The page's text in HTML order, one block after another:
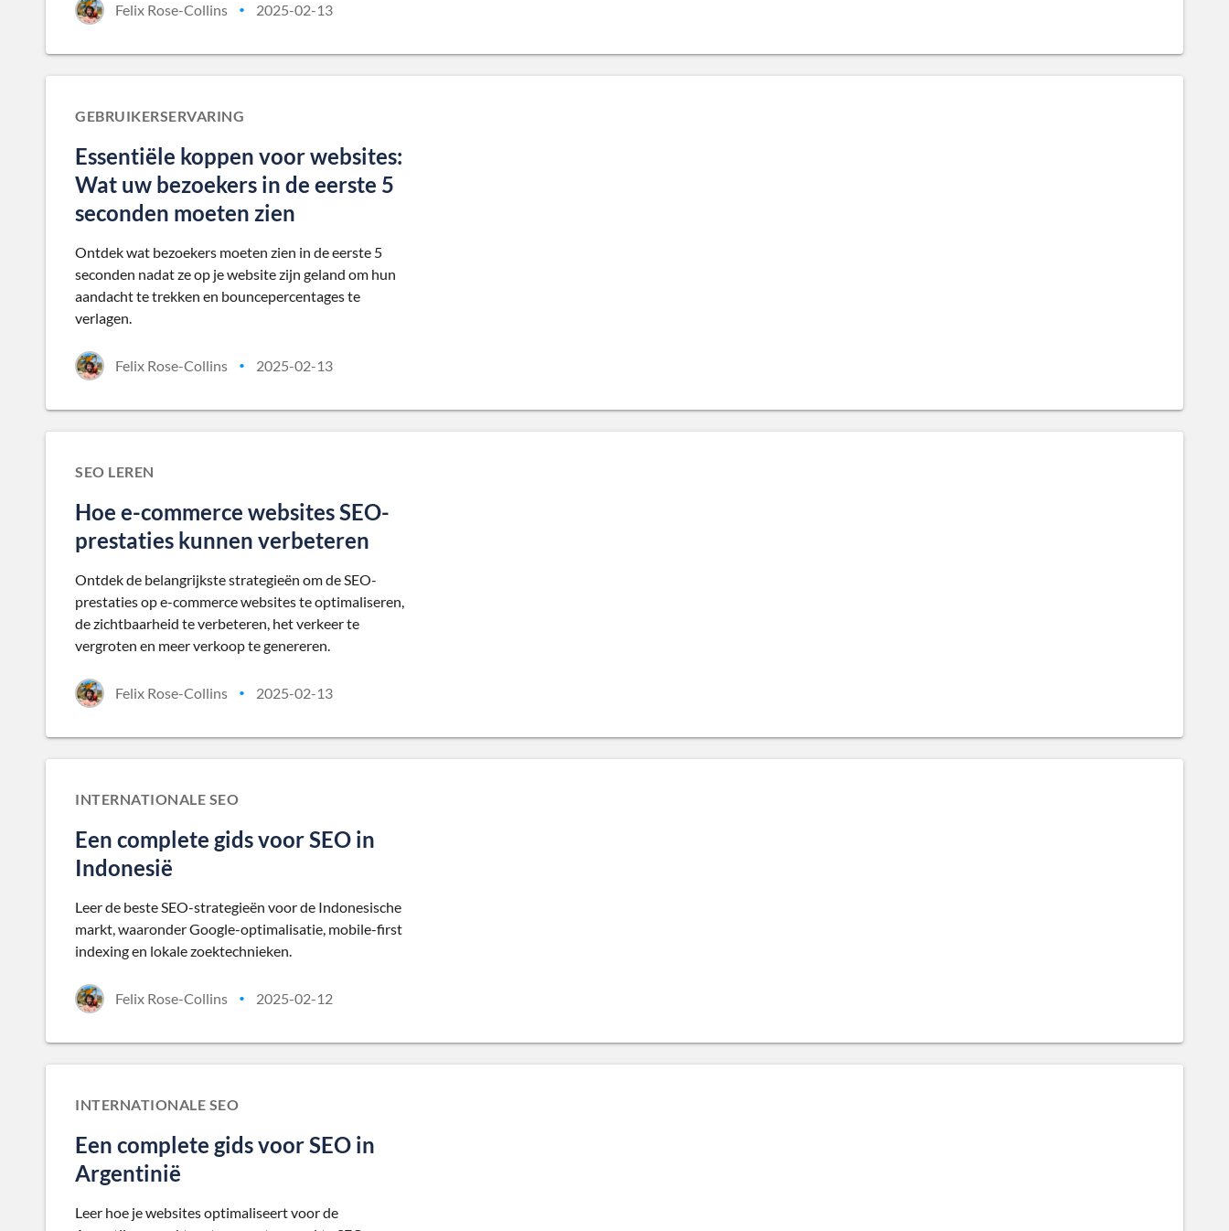
Felix Rose-Collins • 2025-02-13
GEBRUIKERSERVARING
Essentiële koppen voor websites:
Wat uw bezoekers in de eerste 5
seconden moeten zien
Ontdek wat bezoekers moeten zien in de eerste 5
seconden nadat ze op je website zijn geland om hun
aandacht te trekken en bouncepercentages te
verlagen.
Felix Rose-Collins • 2025-02-13
SEO LEREN
Hoe e-commerce websites SEO-
prestaties kunnen verbeteren
Ontdek de belangrijkste strategieën om de SEO-
prestaties op e-commerce websites te optimaliseren,
de zichtbaarheid te verbeteren, het verkeer te
vergroten en meer verkoop te genereren.
Felix Rose-Collins • 2025-02-13
INTERNATIONALE SEO
Een complete gids voor SEO in
Indonesië
Leer de beste SEO-strategieën voor de Indonesische
markt, waaronder Google-optimalisatie, mobile-first
indexing en lokale zoektechnieken.
Felix Rose-Collins • 2025-02-12
INTERNATIONALE SEO
Een complete gids voor SEO in
Argentinië
Leer hoe je websites optimaliseert voor de